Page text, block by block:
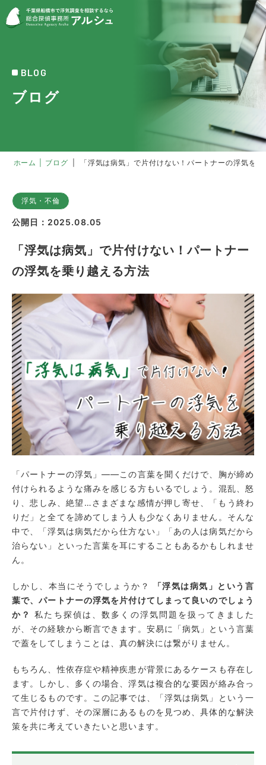
BLOG
ブログ
ホーム ブログ 「浮気は病気」で片付けない！パートナーの浮気を
浮気・不倫
公開日：2025.08.05
「浮気は病気」で片付けない！パートナー
の浮気を乗り越える方法
「パートナーの浮気」――この言葉を聞くだけで、胸が締め
付けられるような痛みを感じる方もいるでしょう。混乱、怒
り、悲しみ、絶望…さまざまな感情が押し寄せ、「もう終わ
りだ」と全てを諦めてしまう人も少なくありません。そんな
中で、「浮気は病気だから仕方ない」「あの人は病気だから
治らない」といった言葉を耳にすることもあるかもしれませ
ん。
しかし、本当にそうでしょうか？
「浮気は病気」という言
葉で、パートナーの浮気を片付けてしまって良いのでしょう
か？
私たち探偵は、数多くの浮気問題を扱ってきました
が、その経験から断言できます。安易に「病気」という言葉
で蓋をしてしまうことは、真の解決には繋がりません。
もちろん、性依存症や精神疾患が背景にあるケースも存在し
ます。しかし、多くの場合、浮気は複合的な要因が絡み合っ
て生じるものです。この記事では、「浮気は病気」という一
言で片付けず、その深層にあるものを見つめ、具体的な解決
策を共に考えていきたいと思います。